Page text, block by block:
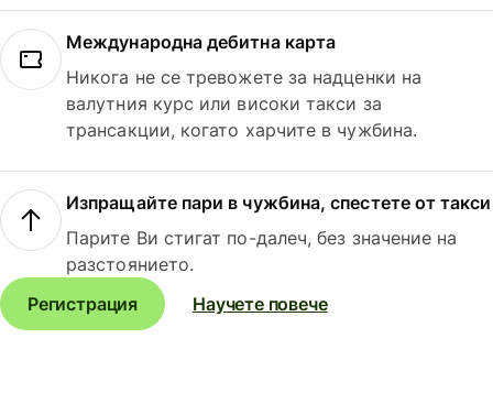
Международна дебитна карта
Никога не се тревожете за надценки на
валутния курс или високи такси за
трансакции, когато харчите в чужбина.
Изпращайте пари в чужбина, спестете от такси
Парите Ви стигат по-далеч, без значение на
разстоянието.
Регистрация
Научете повече